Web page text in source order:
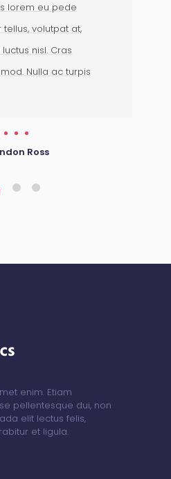
lorem eu pede
volutpat at,
nisl. Cras
Nulla ac turpis
Ross
enim. Etiam
pellentesque dui, non
elit lectus felis,
et ligula.